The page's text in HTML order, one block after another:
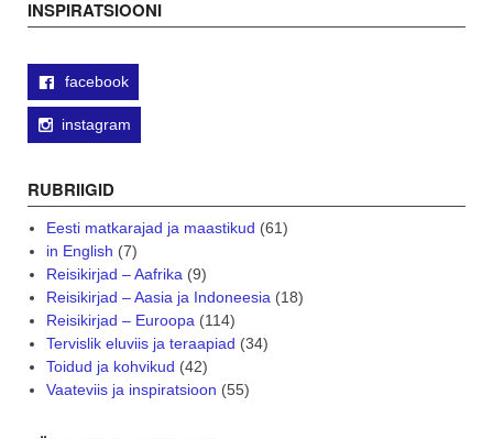
INSPIRATSIOONI
facebook
instagram
RUBRIIGID
Eesti matkarajad ja maastikud (61)
in English (7)
Reisikirjad – Aafrika(9)
Reisikirjad – Aasia ja Indoneesia(18)
Reisikirjad – Euroopa(114)
Tervislik eluviis ja teraapiad (34)
Toidud ja kohvikud (42)
Vaateviis ja inspiratsioon (55)